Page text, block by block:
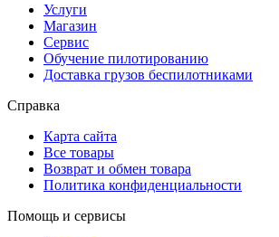
Услуги
Магазин
Сервис
Обучение пилотированию
Доставка грузов беспилотниками
Справка
Карта сайта
Все товары
Возврат и обмен товара
Политика конфиденциальности
Помощь и сервисы